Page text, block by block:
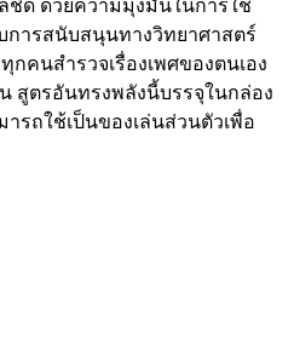
ด ด้วยความมุ่งมั่นในการใช้
ารสนับสนุนทางวิทยาศาสตร์
คนสำรวจเรื่องเพศของตนเอง
สูตรอันทรงพลังนี้บรรจุในกล่อง
รถใช้เป็นของเล่นส่วนตัวเพื่อ